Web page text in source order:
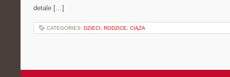
detale […]
CATEGORIES: DZIECI, RODZICE, CIĄŻA